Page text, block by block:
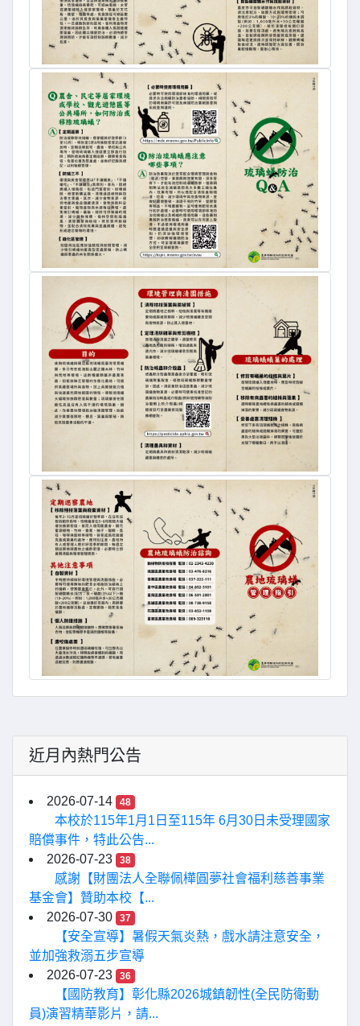
近月內熱門公告
2026-07-14 48
本校於115年1月1日至115年 6月30日未受理國家
賠償事件，特此公告...
2026-07-23
38
感謝【財團法人全聯佩樺圓夢社會福利慈善事業
基金會】贊助本校【...
2026-07-30
37
【安全宣導】暑假天氣炎熱，戲水請注意安全，
並加強救溺五步宣導
2026-07-23
36
【國防教育】彰化縣2026城鎮韌性(全民防衛動
員)演習精華影片，請...